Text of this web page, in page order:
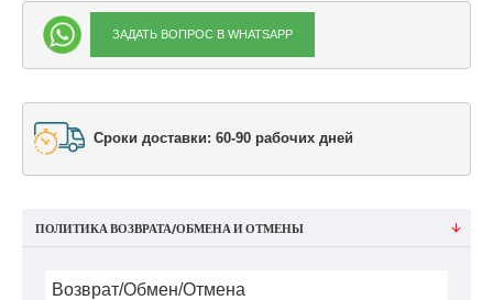
ЗАДАТЬ ВОПРОС В WHATSAPP
Сроки доставки: 60-90 рабочих дней
ПОЛИТИКА ВОЗВРАТА/ОБМЕНА И ОТМЕНЫ
Возврат/Обмен/Отмена